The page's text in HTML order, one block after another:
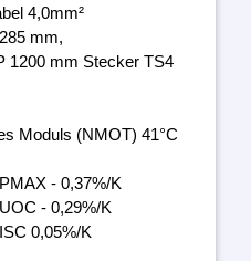
4,0mm²
mm,
1200 mm Stecker TS4
Moduls (NMOT) 41°C
- 0,37%/K
- 0,29%/K
0,05%/K